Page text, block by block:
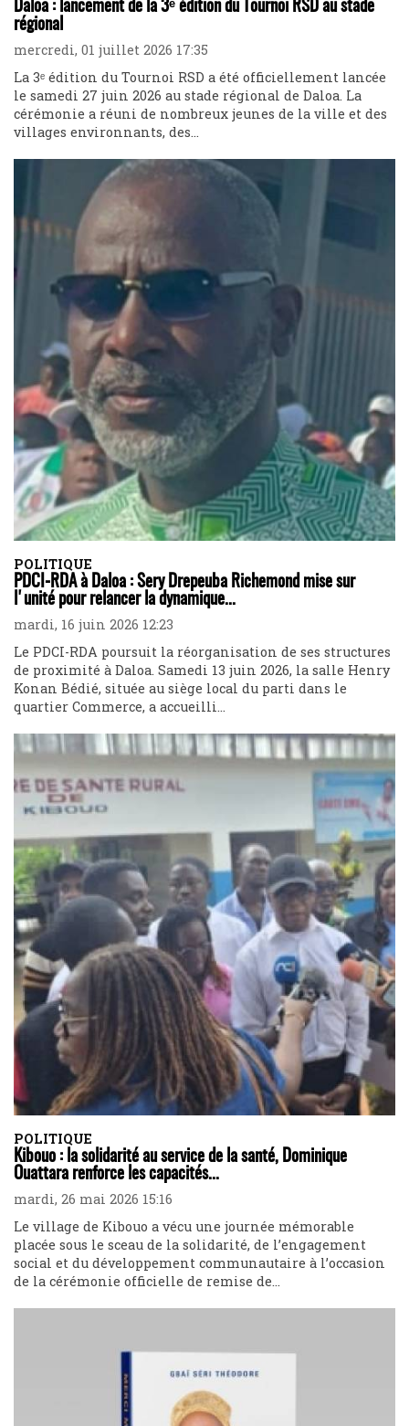
Daloa : lancement de la 3ᵉ édition du Tournoi RSD au stade
régional
mercredi, 01 juillet 2026 17:35
La 3ᵉ édition du Tournoi RSD a été officiellement lancée
le samedi 27 juin 2026 au stade régional de Daloa. La
cérémonie a réuni de nombreux jeunes de la ville et des
villages environnants, des...
POLITIQUE
PDCI-RDA à Daloa : Sery Drepeuba Richemond mise sur
l'unité pour relancer la dynamique...
mardi, 16 juin 2026 12:23
Le PDCI-RDA poursuit la réorganisation de ses structures
de proximité à Daloa. Samedi 13 juin 2026, la salle Henry
Konan Bédié, située au siège local du parti dans le
quartier Commerce, a accueilli...
POLITIQUE
Kibouo : la solidarité au service de la santé, Dominique
Ouattara renforce les capacités...
mardi, 26 mai 2026 15:16
Le village de Kibouo a vécu une journée mémorable
placée sous le sceau de la solidarité, de l’engagement
social et du développement communautaire à l’occasion
de la cérémonie officielle de remise de...